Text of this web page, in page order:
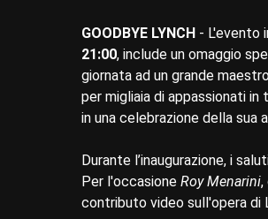
GOODBYE LYNCH - L'evento
21:00, include un omaggio
giornata ad un grande
per migliaia di appassionati
in una celebrazione della sua
Durante l’inaugurazione, i
Per l'occasione Roy Menarini,
contributo video sull'opera di